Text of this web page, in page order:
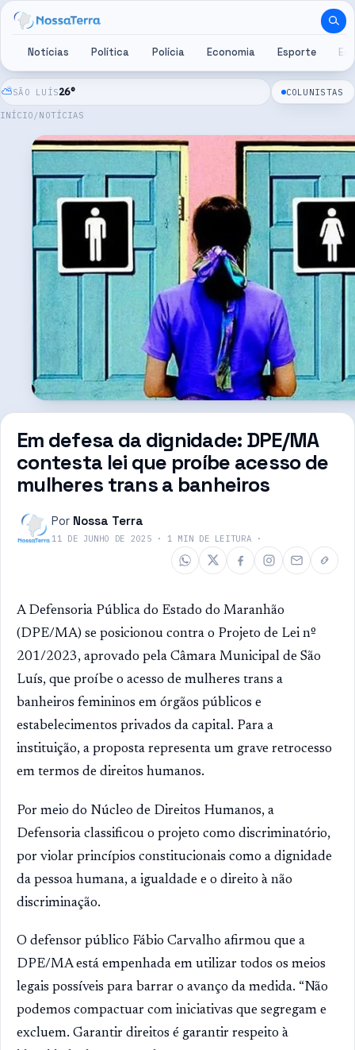
Pular para o conteúdo
Notícias Política Polícia Economia Esporte
⛅SÃO LUÍS26° COLUNISTAS
INÍCIO / NOTÍCIAS
Em defesa da dignidade: DPE/MA
contesta lei que proíbe acesso de
mulheres trans a banheiros
Por Nossa Terra
11 DE JUNHO DE 2025 · 1 MIN DE LEITURA ·
A Defensoria Pública do Estado do Maranhão
(DPE/MA) se posicionou contra o Projeto de Lei nº
201/2023, aprovado pela Câmara Municipal de São
Luís, que proíbe o acesso de mulheres trans a
banheiros femininos em órgãos públicos e
estabelecimentos privados da capital. Para a
instituição, a proposta representa um grave retrocesso
em termos de direitos humanos.
Por meio do Núcleo de Direitos Humanos, a
Defensoria classificou o projeto como discriminatório,
por violar princípios constitucionais como a dignidade
da pessoa humana, a igualdade e o direito à não
discriminação.
O defensor público Fábio Carvalho afirmou que a
DPE/MA está empenhada em utilizar todos os meios
legais possíveis para barrar o avanço da medida. “Não
podemos compactuar com iniciativas que segregam e
excluem. Garantir direitos é garantir respeito à